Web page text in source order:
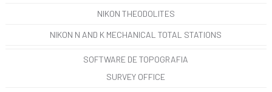
NIKON THEODOLITES
NIKON N AND K MECHANICAL TOTAL STATIONS
SOFTWARE DE TOPOGRAFIA
SURVEY OFFICE